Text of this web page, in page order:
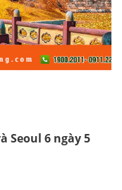
Seoul 6 ngày 5